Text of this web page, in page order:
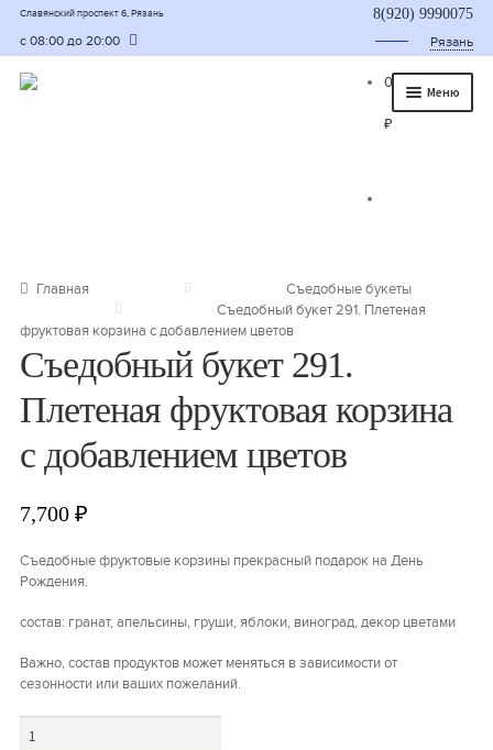
Славянский проспект 6, Рязань
с 08:00 до 20:00
8(920) 9990075
Рязань
Меню
Букет из фруктов и овощей
Сладкие букеты из конфет
Букеты из сухофруктов и орехов
Букеты из клубники и ягод
Овощные букеты
Съедобные Корзины
0
₽
Главная
Съедобные букеты
Съедобный букет 291. Плетеная
фруктовая корзина с добавлением цветов
Съедобный букет 291.
Плетеная фруктовая корзина
с добавлением цветов
7,700₽
Съедобные фруктовые корзины прекрасный подарок на День
Рождения.
состав: гранат, апельсины, груши, яблоки, виноград, декор цветами
Важно, состав продуктов может меняться в зависимости от
сезонности или ваших пожеланий.